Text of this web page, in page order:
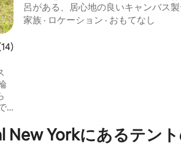
ー14件、5つ星中5.0つ星の平均評価
呂がある、居心地の良いキャンバス
ントです。家族経営のホームステッド
でわずか数分です。
家族 · ロケーション · おもてなし
New Yorkにあるテン